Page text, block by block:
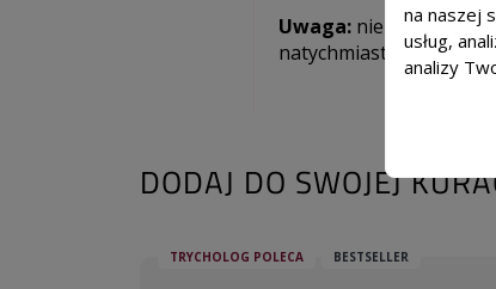
Uwaga:nie używaj do
natychmiast przepłucz
DODAJ DO SWOJEJ
TRYCHOLOG POLECA BESTSELLER
na naszej
usług,
analizy